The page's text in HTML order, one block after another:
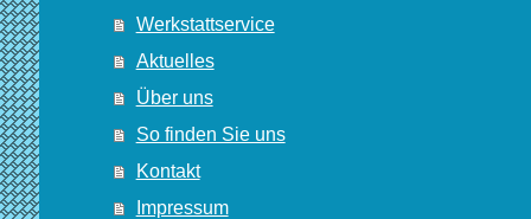
Werkstattservice
Aktuelles
Über uns
So finden Sie uns
Kontakt
Impressum